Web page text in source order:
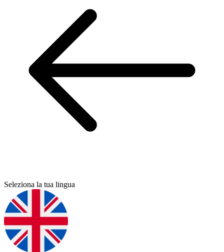
Seleziona la tua lingua